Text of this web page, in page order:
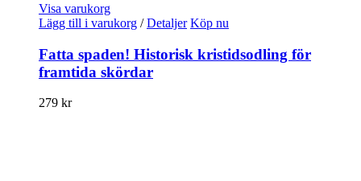
Visa varukorg
Lägg till i varukorg / Detaljer Köp nu
Fatta spaden! Historisk kristidsodling för
framtida skördar
279 kr